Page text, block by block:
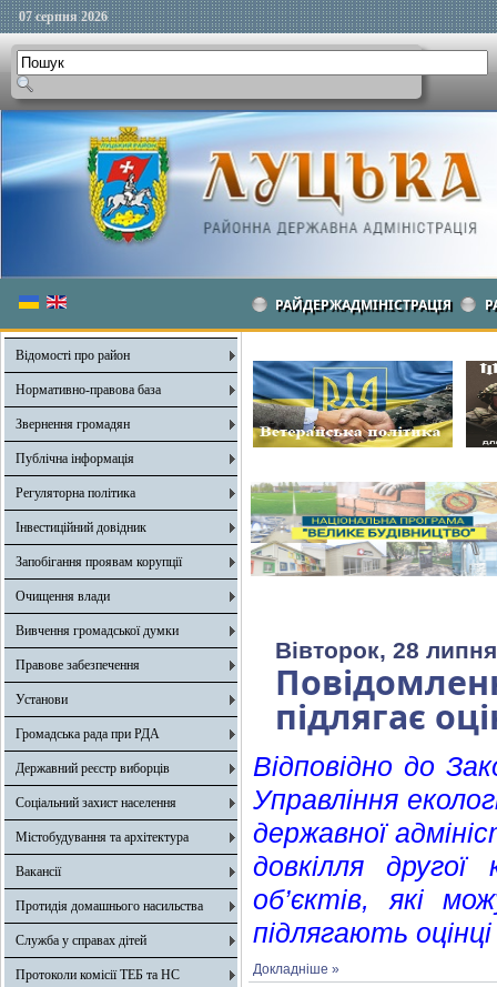
07 серпня 2026
РАЙДЕРЖАДМІНІСТРАЦІЯ
Відомості про район
Нормативно-правова база
Звернення громадян
Публічна інформація
Регуляторна політика
Інвестиційний довідник
Запобігання проявам корупції
Очищення влади
Вивчення громадської думки
Правове забезпечення
Установи
Громадська рада при РДА
Державний реєстр виборців
Соціальний захист населення
Містобудування та архітектура
Вакансії
Протидія домашнього насильства
Служба у справах дітей
Протоколи комісії ТЕБ та НС
Вівторок, 28
підлягає
Відповідно до
Управління
державної
довкілля другої
об’єктів, які
підлягають
Докладніше »